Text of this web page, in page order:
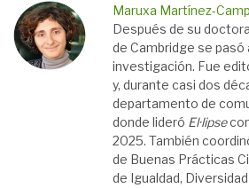
Maruxa Martínez-
Después de su
de Cambridge se pasó
investigación. Fue
y, durante casi dos
departamento de
donde lideró El·lipse
2025. También
de Buenas Prácticas
de Igualdad,